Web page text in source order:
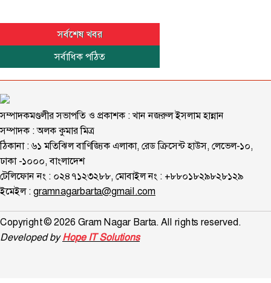
সর্বশেষ খবর
সর্বাধিক পঠিত
সম্পাদকমণ্ডলীর সভাপতি ও প্রকাশক : খান নজরুল ইসলাম হান্নান
সম্পাদক : অলক কুমার মিত্র
ঠিকানা : ৬১ মতিঝিল বাণিজ্যিক এলাকা, রেড ক্রিসেন্ট হাউস, লেভেল-১০,
ঢাকা -১০০০, বাংলাদেশ
টেলিফোন নং : ০২৪৭১২৩২৮৮, মোবাইল নং : +৮৮০১৮২৯৮২৮১২৯
ইমেইল :gramnagarbarta@gmail.com
Copyright © 2026 Gram Nagar Barta. All rights reserved.
Developed byHope IT Solutions